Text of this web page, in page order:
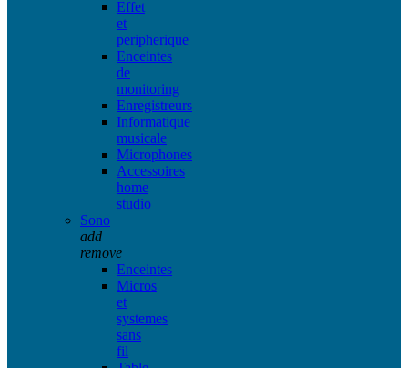
Effet
et
peripherique
Enceintes
de
monitoring
Enregistreurs
Informatique
musicale
Microphones
Accessoires
home
studio
Sono
add
remove
Enceintes
Micros
et
systemes
sans
fil